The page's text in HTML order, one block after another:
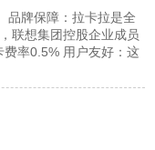
牌保障：拉卡拉是全
联想集团控股企业成员
率0.5% 用户友好：这